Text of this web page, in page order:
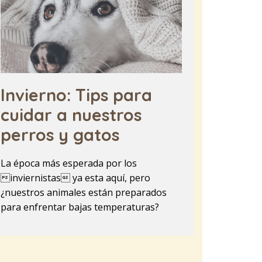
Invierno: Tips para
cuidar a nuestros
perros y gatos
La época más esperada por los
inviernistas ya esta aquí, pero
¿nuestros animales están preparados
para enfrentar bajas temperaturas?